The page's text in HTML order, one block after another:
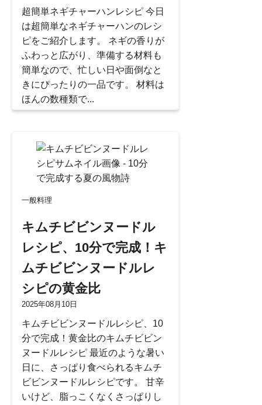
超簡単ネギチャーハンレシピ 今日
は超簡単なネギチャーハンのレシ
ピをご紹介します。 ネギの香りが
ふわっと広がり、準備する材料も
簡単なので、忙しい日や面倒なと
きにぴったりの一品です。 材料は
ほんの数種類で...
一般料理
キムチビビンヌードル
レシピ、10分で完成！キ
ムチビビンヌードルレ
シピの黄金比
2025年08月10日
キムチビビンヌードルレシピ、10
分で完成！黄金比のキムチビビン
ヌードルレシピ 最近のような暑い
日に、さっぱり食べられるキムチ
ビビンヌードルレシピです。 甘辛
いけど、脂っこくなくさっぱりし